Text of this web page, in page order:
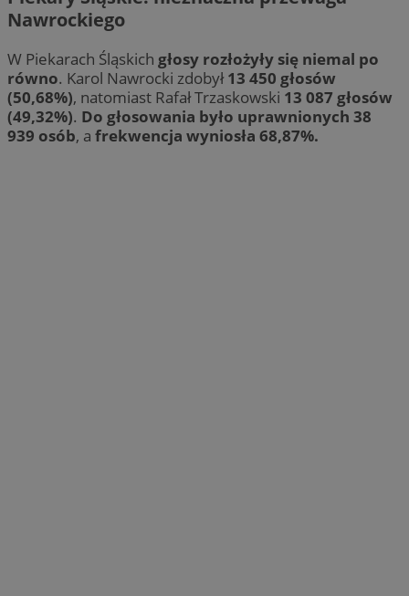
Nawrockiego
W Piekarach Śląskich głosy rozłożyły się niemal po
równo. Karol Nawrocki zdobył13 450 głosów
(50,68%), natomiast Rafał Trzaskowski 13 087 głosów
(49,32%). Do głosowania było uprawnionych 38
939 osób, a frekwencja wyniosła 68,87%.